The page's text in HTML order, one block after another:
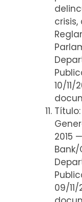
10/
2015
Bank/
09/